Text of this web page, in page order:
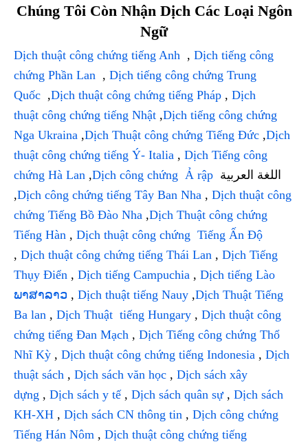
Chúng Tôi Còn Nhận Dịch Các Loại Ngôn
Ngữ
Dịch thuật công chứng tiếng Anh , Dịch tiếng công
chứng Phần Lan , Dịch tiếng công chứng Trung
Quốc ,Dịch thuật công chứng tiếng Pháp , Dịch
thuật công chứng tiếng Nhật ,Dịch tiếng công chứng
Nga Ukraina ,Dịch Thuật công chứng Tiếng Đức ,Dịch
thuật công chứng tiếng Ý- Italia , Dịch Tiếng công
chứng Hà Lan ,Dịch công chứng Ả rập
,Dịch công chứng tiếng Tây Ban Nha , Dịch thuật công
chứng Tiếng Bồ Đào Nha ,Dịch Thuật công chứng
Tiếng Hàn , Dịch thuật công chứng Tiếng Ấn Độ
, Dịch thuật công chứng tiếng Thái Lan , Dịch Tiếng
Thụy Điển , Dịch tiếng Campuchia , Dịch tiếng Lào
ພາສາລາວ , Dịch thuật tiếng Nauy ,Dịch Thuật Tiếng
Ba lan , Dịch Thuật tiếng Hungary , Dịch thuật công
chứng tiếng Đan Mạch , Dịch Tiếng công chứng Thổ
Nhĩ Kỳ , Dịch thuật công chứng tiếng Indonesia , Dịch
thuật sách , Dịch sách văn học , Dịch sách xây
dựng , Dịch sách y tế, Dịch sách quân sự, Dịch sách
KH-XH , Dịch sách CN thông tin , Dịch công chứng
Tiếng Hán Nôm , Dịch thuật công chứng tiếng